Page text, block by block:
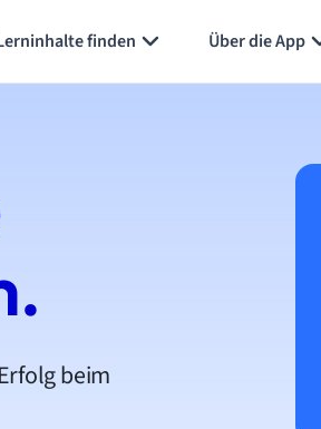
finden Über die App
beim